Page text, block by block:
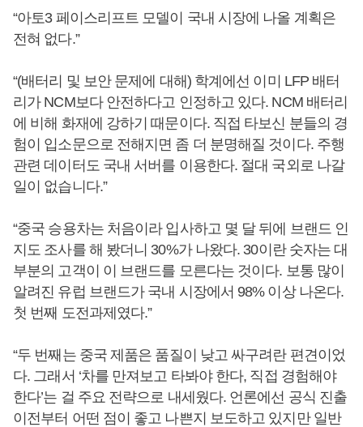
“아토3 페이스리프트 모델이 국내 시장에 나올 계획은
전혀 없다.”
“(배터리 및 보안 문제에 대해) 학계에선 이미 LFP 배터
리가 NCM보다 안전하다고 인정하고 있다. NCM 배터리
에 비해 화재에 강하기 때문이다. 직접 타보신 분들의 경
험이 입소문으로 전해지면 좀 더 분명해질 것이다. 주행
관련 데이터도 국내 서버를 이용한다. 절대 국외로 나갈
일이 없습니다.”
“중국 승용차는 처음이라 입사하고 몇 달 뒤에 브랜드 인
지도 조사를 해 봤더니 30%가 나왔다. 30이란 숫자는 대
부분의 고객이 이 브랜드를 모른다는 것이다. 보통 많이
알려진 유럽 브랜드가 국내 시장에서 98% 이상 나온다.
첫 번째 도전과제였다.”
“두 번째는 중국 제품은 품질이 낮고 싸구려란 편견이었
다. 그래서 ‘차를 만져보고 타봐야 한다, 직접 경험해야
한다’는 걸 주요 전략으로 내세웠다. 언론에선 공식 진출
이전부터 어떤 점이 좋고 나쁜지 보도하고 있지만 일반